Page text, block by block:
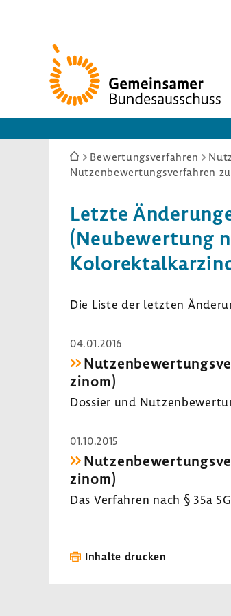
Zur
Startseite
Sie
sind
Bewertungsverfahren
Letzte
(Neube­wer­tung
Die Liste der letzten
04.01.2016
zinom)
Dossier und
01.10.2015
zinom)
Das Verfahren nach § 35a
Inhalte drucken